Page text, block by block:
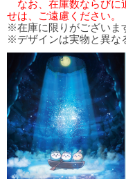
なお、在庫数ならびに
せは、ご遠慮ください。
※在庫に限りがございま
※デザインは実物と異な